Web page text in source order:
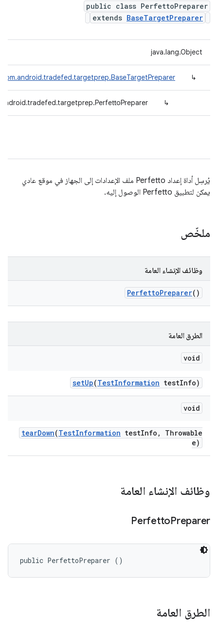
public class PerfettoPreparer
extends BaseTargetPreparer
java.lang.Object
↳
com.android.tradefed.targetprep.BaseTargetPreparer
↳
يُرسِل أداة إعداد Perfetto ملف الإعدادات إلى الجهاز في موقع عادي
يمكن لتطبيق Perfetto الوصول إليه.
ملخّص
وظائف الإنشاء العامة
PerfettoPreparer()
الطرق العامة
void
setUp(TestInformation testInfo)
void
tearDown(TestInformation testInfo ,
Throwable
e)
وظائف الإنشاء العامة
PerfettoPreparer
public PerfettoPreparer ()
الطرق العامة